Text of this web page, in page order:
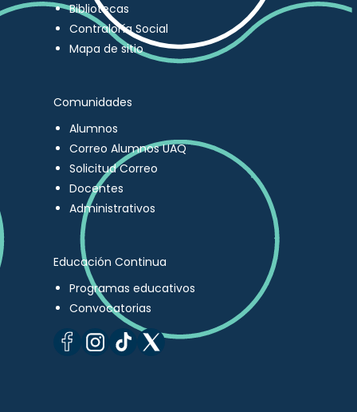
Bibliotecas
Contraloría Social
Mapa de sitio
Comunidades
Alumnos
Correo Alumnos UAQ
Solicitud Correo
Docentes
Administrativos
Educación Continua
Programas educativos
Convocatorias